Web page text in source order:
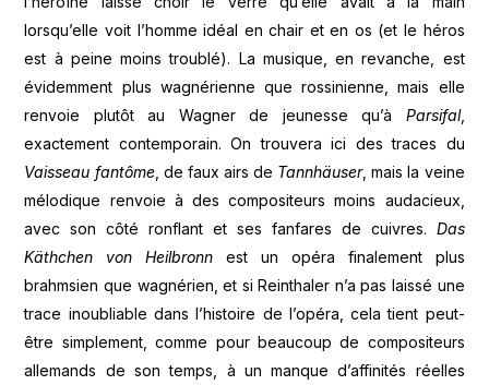
lorsqu’elle voit l’homme idéal en chair et en os (et le héros
est à peine moins troublé). La musique, en revanche, est
évidemment plus wagnérienne que rossinienne, mais elle
renvoie plutôt au Wagner de jeunesse qu’à Parsifal,
exactement contemporain. On trouvera ici des traces du
Vaisseau fantôme, de faux airs de Tannhäuser, mais la veine
mélodique renvoie à des compositeurs moins audacieux,
avec son côté ronflant et ses fanfares de cuivres. Das
Käthchen von Heilbronn est un opéra finalement plus
brahmsien que wagnérien, et si Reinthaler n’a pas laissé une
trace inoubliable dans l’histoire de l’opéra, cela tient peut-
être simplement, comme pour beaucoup de compositeurs
allemands de son temps, à un manque d’affinités réelles